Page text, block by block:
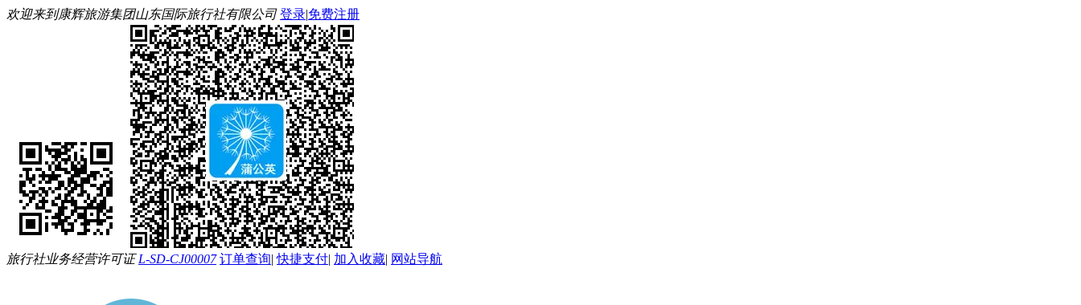
欢迎来到康辉旅游集团山东国际旅行社有限公司登录|免费注册
旅行社业务经营许可证L-SD-CJ00007 订单查询|快捷支付| 加入收藏| 网站导航